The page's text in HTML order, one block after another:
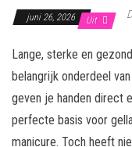
juni 26, 2026 Uit
Lange, sterke en
belangrijk onderdeel
geven je handen direct
perfecte basis voor
manicure. Toch heeft